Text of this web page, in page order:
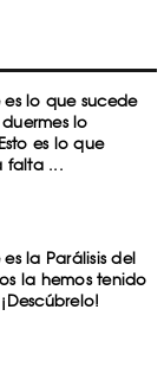
es lo que sucede
lo
es lo que
falta ...
es la Parálisis del
la hemos tenido